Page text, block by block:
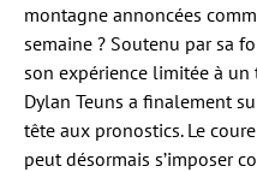
montagne annoncées
semaine ? Soutenu par sa
son expérience limitée à
Dylan Teuns a finalement
tête aux pronostics. Le
peut désormais s’imposer